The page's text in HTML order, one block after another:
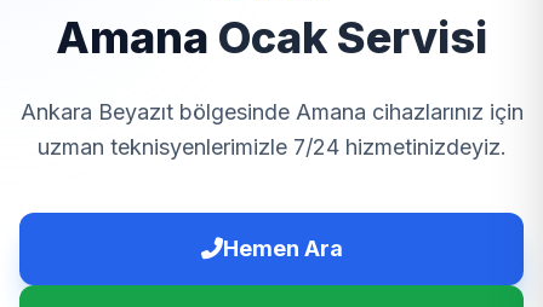
Amana Ocak Servisi
Ankara Beyazıt bölgesinde Amana cihazlarınız için
uzman teknisyenlerimizle 7/24 hizmetinizdeyiz.
Hemen Ara